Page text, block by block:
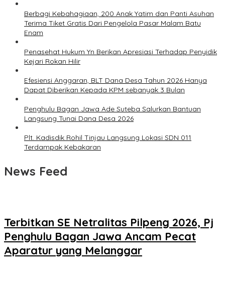
Berbagi Kebahagiaan, 200 Anak Yatim dan Panti Asuhan
Terima Tiket Gratis Dari Pengelola Pasar Malam Batu
Enam
Penasehat Hukum Yn Berikan Apresiasi Terhadap Penyidik
Kejari Rokan Hilir
Efesiensi Anggaran, BLT Dana Desa Tahun 2026 Hanya
Dapat Diberikan Kepada KPM sebanyak 3 Bulan
Penghulu Bagan Jawa Ade Suteba Salurkan Bantuan
Langsung Tunai Dana Desa 2026
Plt. Kadisdik Rohil Tinjau Langsung Lokasi SDN 011
Terdampak Kebakaran
News Feed
Terbitkan SE Netralitas Pilpeng 2026, Pj
Penghulu Bagan Jawa Ancam Pecat
Aparatur yang Melanggar